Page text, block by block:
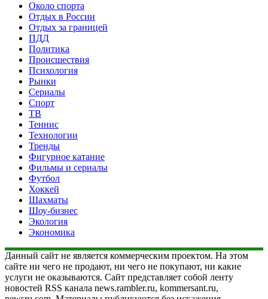
Около спорта
Отдых в России
Отдых за границей
ПДД
Политика
Происшествия
Психология
Рынки
Сериалы
Спорт
ТВ
Теннис
Технологии
Тренды
Фигурное катание
Фильмы и сериалы
Футбол
Хоккей
Шахматы
Шоу-бизнес
Экология
Экономика
Данный сайт не является коммерческим проектом. На этом
сайте ни чего не продают, ни чего не покупают, ни какие
услуги не оказываются. Сайт представляет собой ленту
новостей RSS канала news.rambler.ru, kommersant.ru,